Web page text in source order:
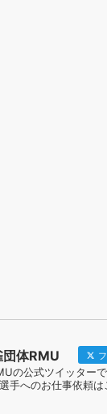
団体RMU
の公式ツイッター
手へのお仕事依頼は